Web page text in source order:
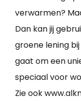
verwarmen?
Dan kan jij
groene lening
gaat om een
speciaal voor
Zie ook